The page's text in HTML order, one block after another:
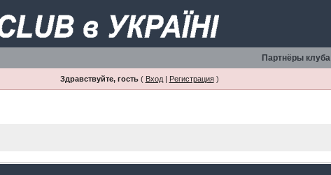
Партнёры клуба
Здравствуйте, гость( Вход| Регистрация)